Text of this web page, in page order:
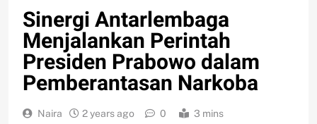
Sinergi Antarlembaga
Menjalankan Perintah
Presiden Prabowo dalam
Pemberantasan Narkoba
Naira 2 years ago 0 3 mins